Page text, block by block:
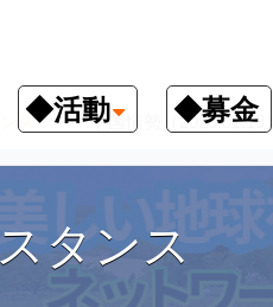
◆活動 ◆募金
ス 中国情勢（2023.01.19）
タンス